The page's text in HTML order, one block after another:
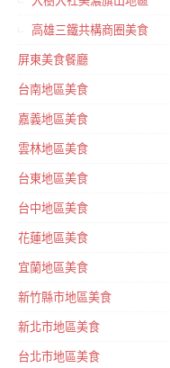
高雄三鐵共構商圈美食
屏東美食餐廳
台南地區美食
嘉義地區美食
雲林地區美食
台東地區美食
台中地區美食
花蓮地區美食
宜蘭地區美食
新竹縣市地區美食
新北市地區美食
台北市地區美食